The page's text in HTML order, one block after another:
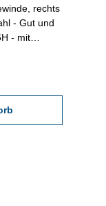
rechts
- Gut und
- mit